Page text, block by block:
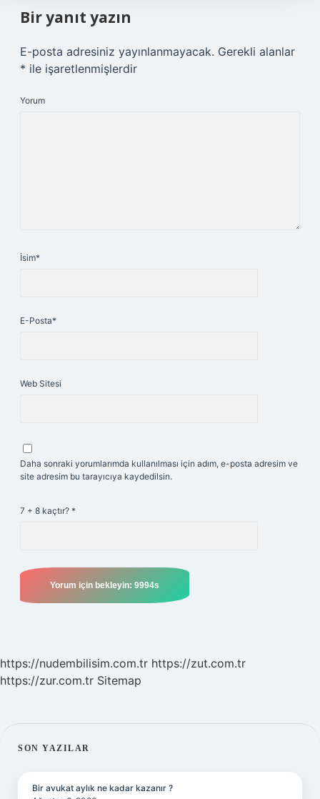
Bir yanıt yazın
E-posta adresiniz yayınlanmayacak. Gerekli alanlar
* ile işaretlenmişlerdir
Yorum
İsim*
E-Posta*
Web Sitesi
Daha sonraki yorumlarımda kullanılması için adım, e-posta adresim ve
site adresim bu tarayıcıya kaydedilsin.
7 + 8 kaçtır? *
https://nudembilisim.com.tr https://zut.com.tr
https://zur.com.tr Sitemap
SIDEBAR
SON YAZILAR
Bir avukat aylık ne kadar kazanır ?